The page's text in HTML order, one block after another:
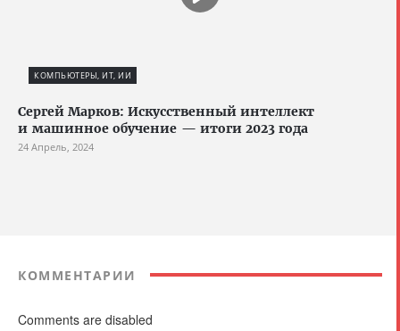
КОМПЬЮТЕРЫ, ИТ, ИИ
Сергей Марков: Искусственный интеллект
и машинное обучение — итоги 2023 года
24 Апрель, 2024
КОММЕНТАРИИ
Comments are disabled